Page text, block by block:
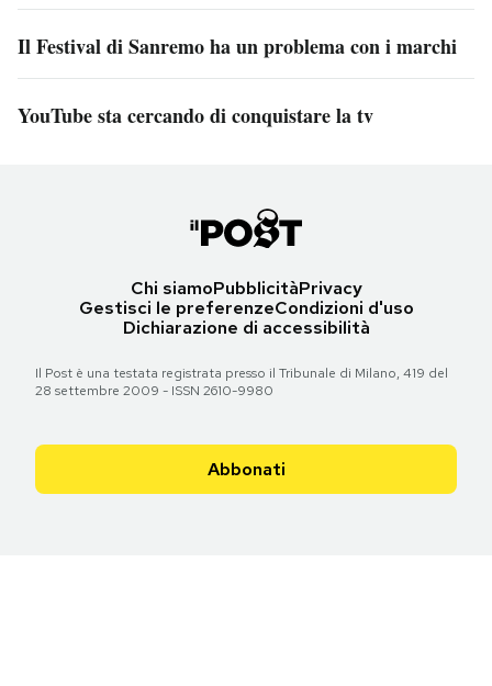
Il Festival di Sanremo ha un problema con i marchi
YouTube sta cercando di conquistare la tv
Chi siamoPubblicitàPrivacy
Gestisci le preferenzeCondizioni d'uso
Dichiarazione di accessibilità
Il Post è una testata registrata presso il Tribunale di Milano, 419 del
28 settembre 2009 - ISSN 2610-9980
Abbonati